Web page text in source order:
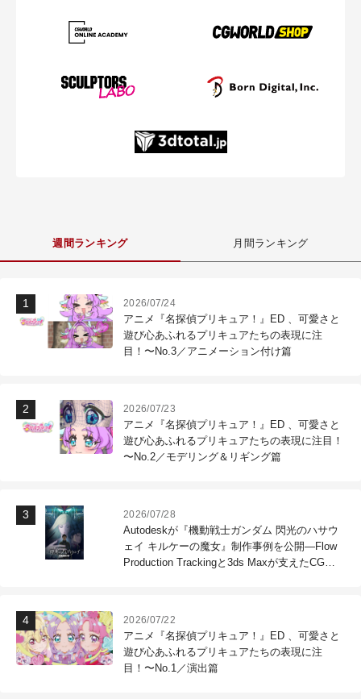
週間ランキング 月間ランキング
2026/07/24
アニメ『名探偵プリキュア！』ED 、可愛さと
遊び心あふれるプリキュアたちの表現に注
目！〜No.3／アニメーション付け篇
2026/07/23
アニメ『名探偵プリキュア！』ED 、可愛さと
遊び心あふれるプリキュアたちの表現に注目！
〜No.2／モデリング＆リギング篇
2026/07/28
Autodeskが『機動戦士ガンダム 閃光のハサウ
ェイ キルケーの魔女』制作事例を公開―Flow
Production Trackingと3ds Maxが支えたCG制
2026/07/22
アニメ『名探偵プリキュア！』ED 、可愛さと
遊び心あふれるプリキュアたちの表現に注
目！〜No.1／演出篇